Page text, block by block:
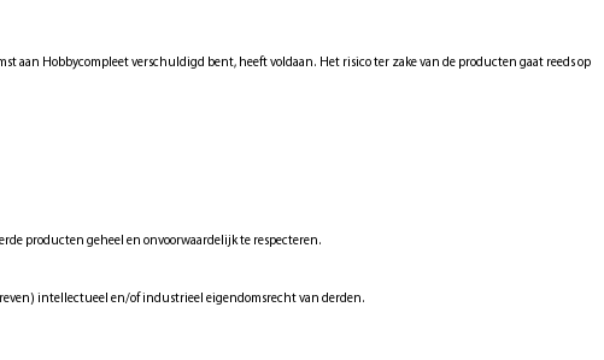
aan Hobbycompleet verschuldigd bent, heeft voldaan. Het risico ter zake van de producten gaat reeds op
producten geheel en onvoorwaardelijk te respecteren.
intellectueel en/of industrieel eigendomsrecht van derden.